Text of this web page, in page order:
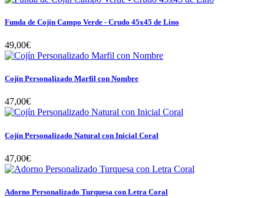
Funda de Cojín Campo Verde - Crudo 45x45 de Lino
49,00€
Cojín Personalizado Marfil con Nombre
47,00€
Cojín Personalizado Natural con Inicial Coral
47,00€
Adorno Personalizado Turquesa con Letra Coral